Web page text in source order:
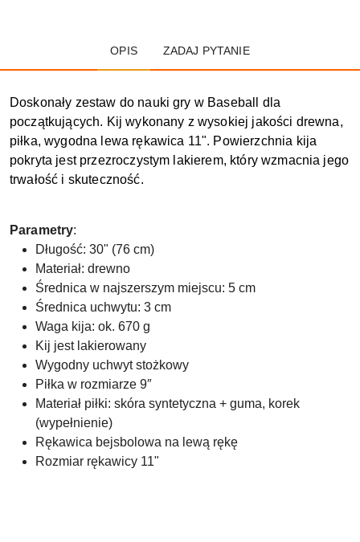
OPIS ZADAJ PYTANIE
Doskonały zestaw do nauki gry w Baseball dla
początkujących. Kij wykonany z wysokiej jakości drewna,
piłka, wygodna lewa rękawica 11". Powierzchnia kija
pokryta jest przezroczystym lakierem, który wzmacnia jego
trwałość i skuteczność.
Parametry:
Długość: 30" (76 cm)
Materiał: drewno
Średnica w najszerszym miejscu: 5 cm
Średnica uchwytu: 3 cm
Waga kija: ok. 670 g
Kij jest lakierowany
Wygodny uchwyt stożkowy
Piłka w rozmiarze 9″
Materiał piłki: skóra syntetyczna + guma, korek
(wypełnienie)
Rękawica bejsbolowa na lewą rękę
Rozmiar rękawicy 11"